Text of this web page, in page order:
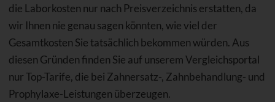
die Laborkosten nur nach Preisverzeichnis erstatten, da
wir Ihnen nie genau sagen könnten, wie viel der
Gesamtkosten Sie tatsächlich bekommen würden. Aus
diesen Gründen finden Sie auf unserem Vergleichsportal
nur Top-Tarife, die bei Zahnersatz-, Zahnbehandlung- und
Prophylaxe-Leistungen überzeugen.